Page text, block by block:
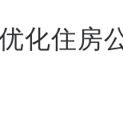
化住房